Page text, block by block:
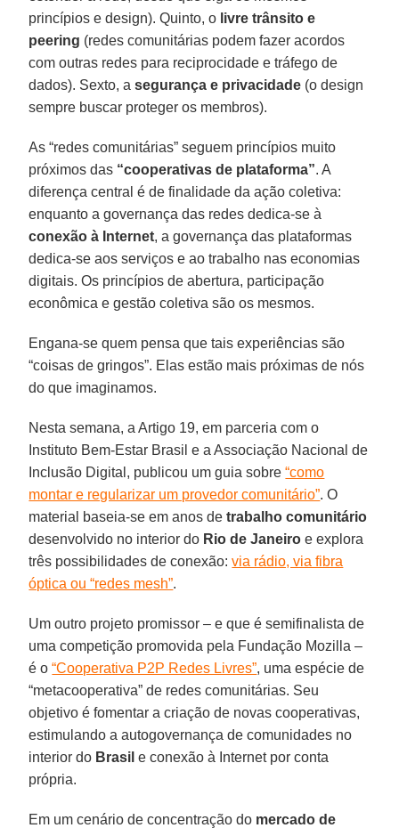
princípios e design). Quinto, o livre trânsito e
peering (redes comunitárias podem fazer acordos
com outras redes para reciprocidade e tráfego de
dados). Sexto, a segurança e privacidade (o design
sempre buscar proteger os membros).
As “redes comunitárias” seguem princípios muito
próximos das “cooperativas de plataforma”. A
diferença central é de finalidade da ação coletiva:
enquanto a governança das redes dedica-se à
conexão à Internet, a governança das plataformas
dedica-se aos serviços e ao trabalho nas economias
digitais. Os princípios de abertura, participação
econômica e gestão coletiva são os mesmos.
Engana-se quem pensa que tais experiências são
“coisas de gringos”. Elas estão mais próximas de nós
do que imaginamos.
Nesta semana, a Artigo 19, em parceria com o
Instituto Bem-Estar Brasil e a Associação Nacional de
Inclusão Digital, publicou um guia sobre“como
montar e regularizar um provedor comunitário”. O
material baseia-se em anos detrabalho comunitário
desenvolvido no interior do Rio de Janeiro e explora
três possibilidades de conexão:via rádio, via fibra
óptica ou “redes mesh”.
Um outro projeto promissor – e que é semifinalista de
uma competição promovida pela Fundação Mozilla –
é o“Cooperativa P2P Redes Livres”, uma espécie de
“metacooperativa” de redes comunitárias. Seu
objetivo é fomentar a criação de novas cooperativas,
estimulando a autogovernança de comunidades no
interior do Brasil e conexão à Internet por conta
própria.
Em um cenário de concentração do mercado de